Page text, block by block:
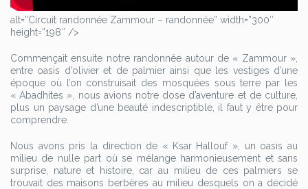
alt=”Circuit randonnée Zammour – randonnée” width=”300″
height=”198″ />
Commençait ensuite notre randonnée autour de « Zammour »,
entre oasis d’olivier et de palmier ainsi que les vestiges d’une
époque où l’on construisait des mosquées sous terre par les
« Abadhites », nous avions notre dose d’aventure et de culture,
plus un paysage d’une beauté indescriptible, il faut y être pour
comprendre.
Nous avons pris la direction de « Ksar Hallouf », un oasis au
milieu de nulle part où se mélange harmonieusement et sans
surprise, nature et histoire, car au milieu de ces palmiers se
trouvait des maisons berbères au milieu desquels on a décidé